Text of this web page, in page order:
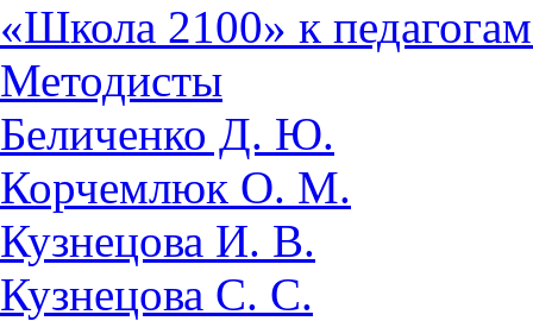
«Школа 2100» к
Методисты
Беличенко Д. Ю.
Корчемлюк О. М.
Кузнецова И. В.
Кузнецова С. С.